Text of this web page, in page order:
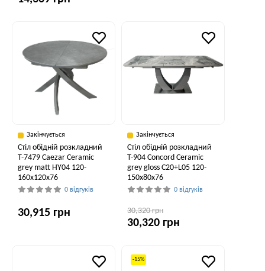
Закінчується
Стіл обідній розкладний
T-7479 Caezar Ceramic
grey matt HY04 120-
160x120x76
0 відгуків
30,915 грн
Закінчується
Стіл обідній розкладний
T-904 Concord Ceramic
grey gloss C20+L05 120-
150x80x76
0 відгуків
30,320 грн
30,320 грн
-15%